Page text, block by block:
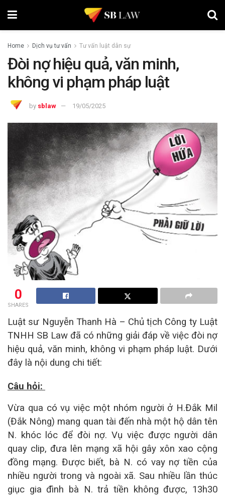
Home Dịch vụ tư vấn Tư vấn luật dân sự
Đòi nợ hiệu quả, văn minh,
không vi phạm pháp luật
by sblaw 19/05/2025
0
SHARES
Luật sư Nguyễn Thanh Hà – Chủ tịch Công ty Luật
TNHH SB Law đã có những giải đáp về việc đòi nợ
hiệu quả, văn minh, không vi phạm pháp luật. Dưới
đây là nội dung chi tiết:
Câu hỏi:
Vừa qua có vụ việc một nhóm người ở H.Đắk Mil
(Đắk Nông) mang quan tài đến nhà một hộ dân tên
N. khóc lóc để đòi nợ. Vụ việc được người dân
quay clip, đưa lên mạng xã hội gây xôn xao cộng
đồng mạng. Được biết, bà N. có vay nợ tiền của
nhiều người trong và ngoài xã. Sau nhiều lần thúc
giục gia đình bà N. trả tiền không được, 13h30